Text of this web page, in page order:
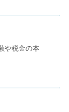
や税金の本